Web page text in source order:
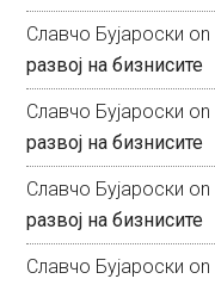
Славчо Бујароски on
развој на бизнисите
Славчо Бујароски on
развој на бизнисите
Славчо Бујароски on
развој на бизнисите
Славчо Бујароски on